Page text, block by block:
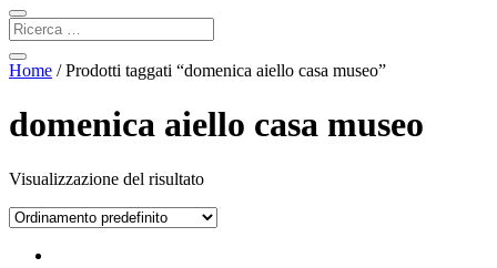
Home / Prodotti taggati “domenica aiello casa museo”
domenica aiello casa museo
Visualizzazione del risultato